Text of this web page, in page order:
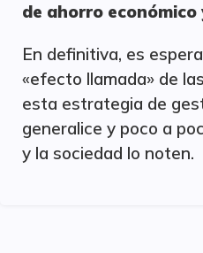
de ahorro
En definitiva, es
«efecto llamada» de
esta estrategia de
generalice y poco a
y la sociedad lo noten.